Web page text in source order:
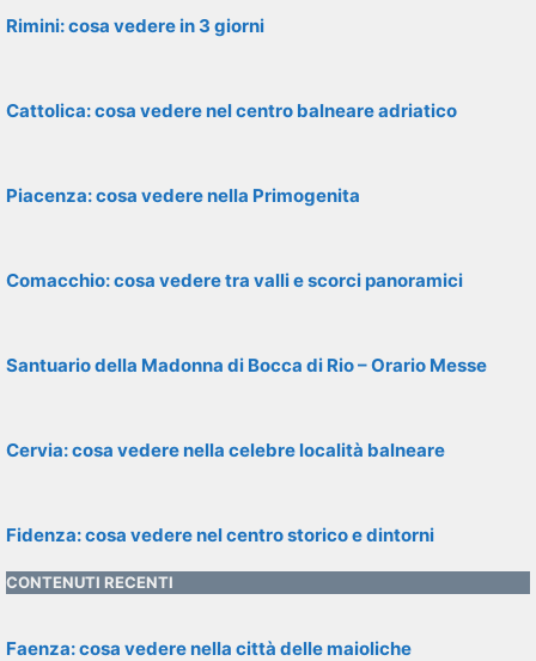
Rimini: cosa vedere in 3 giorni
Cattolica: cosa vedere nel centro balneare adriatico
Piacenza: cosa vedere nella Primogenita
Comacchio: cosa vedere tra valli e scorci panoramici
Santuario della Madonna di Bocca di Rio – Orario Messe
Cervia: cosa vedere nella celebre località balneare
Fidenza: cosa vedere nel centro storico e dintorni
CONTENUTI RECENTI
Faenza: cosa vedere nella città delle maioliche